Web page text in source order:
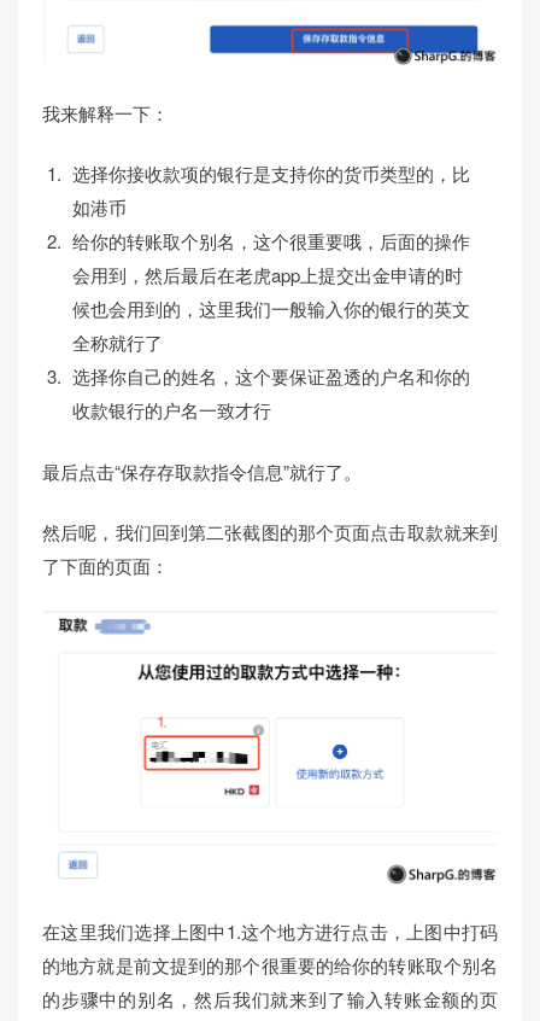
我来解释一下：
选择你接收款项的银行是支持你的货币类型的，比
如港币
给你的转账取个别名，这个很重要哦，后面的操作
会用到，然后最后在老虎app上提交出金申请的时
候也会用到的，这里我们一般输入你的银行的英文
全称就行了
选择你自己的姓名，这个要保证盈透的户名和你的
收款银行的户名一致才行
最后点击“保存存取款指令信息”就行了。
然后呢，我们回到第二张截图的那个页面点击取款就来到
了下面的页面：
在这里我们选择上图中1.这个地方进行点击，上图中打码
的地方就是前文提到的那个很重要的给你的转账取个别名
的步骤中的别名，然后我们就来到了输入转账金额的页